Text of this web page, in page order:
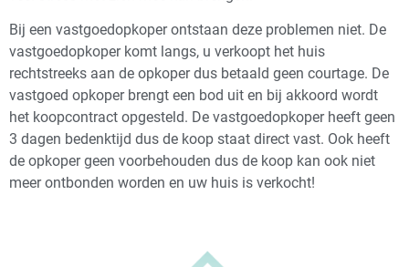
Bij een vastgoedopkoper ontstaan deze problemen niet. De
vastgoedopkoper komt langs, u verkoopt het huis
rechtstreeks aan de opkoper dus betaald geen courtage. De
vastgoed opkoper brengt een bod uit en bij akkoord wordt
het koopcontract opgesteld. De vastgoedopkoper heeft geen
3 dagen bedenktijd dus de koop staat direct vast. Ook heeft
de opkoper geen voorbehouden dus de koop kan ook niet
meer ontbonden worden en uw huis is verkocht!